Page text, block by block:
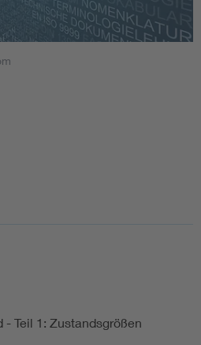
Elektroinstallationen
Teil 1: Zustandsgrößen